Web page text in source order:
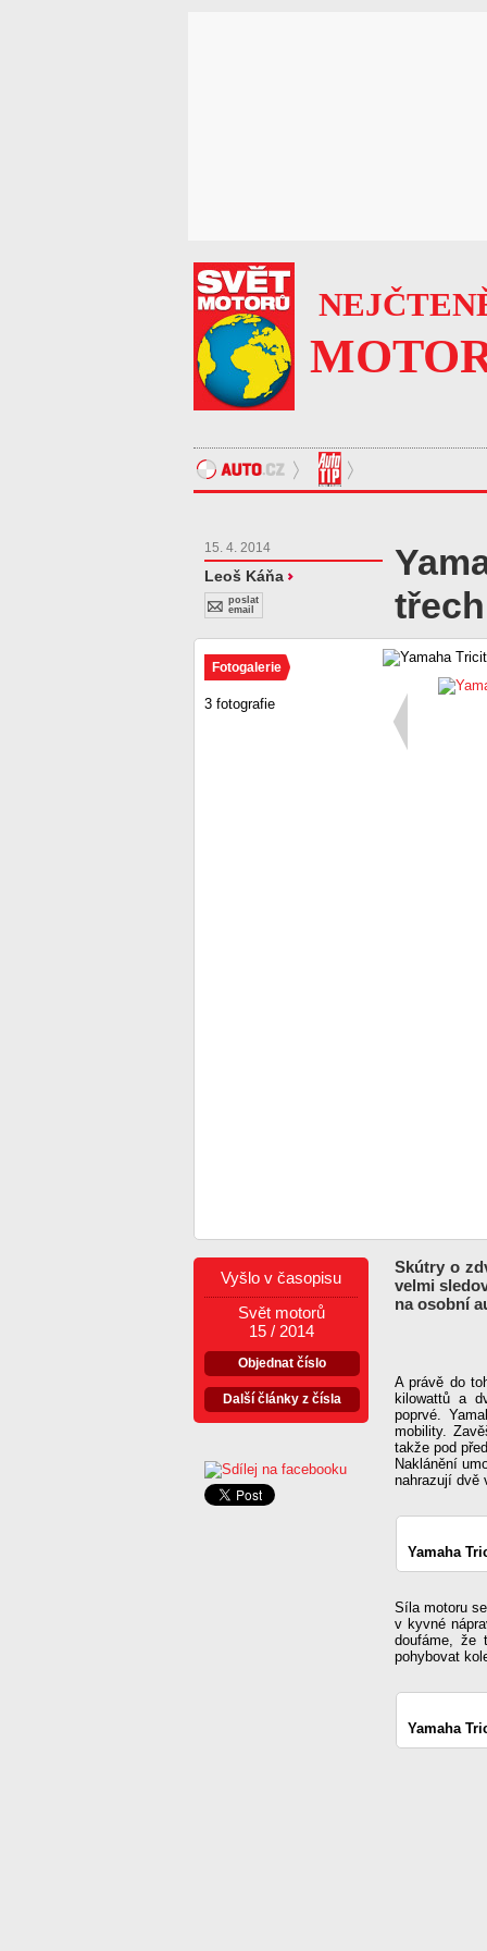
15. 4. 2014
Leoš Káňa
poslat
email
třech
Fotogalerie
3 fotografie
Skútry o
velmi
na osobní
A právě do
kilowattů a
poprvé.
mobility.
takže pod
Naklánění
nahrazují dvě
Yamaha
Síla motoru
v kyvné
doufáme, že
pohybovat
Yamaha
Vyšlo v časopisu
Svět motorů
15 / 2014
Objednat číslo
Další články z čísla